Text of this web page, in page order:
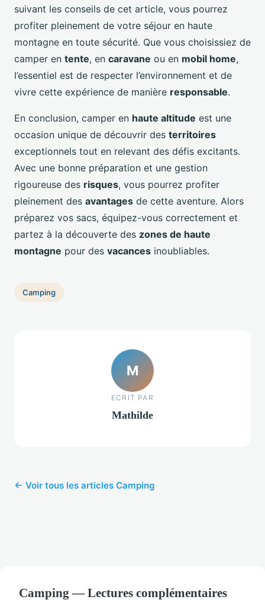
suivant les conseils de cet article, vous pourrez
profiter pleinement de votre séjour en haute
montagne en toute sécurité. Que vous choisissiez de
camper en tente, en caravane ou en mobil home,
l’essentiel est de respecter l’environnement et de
vivre cette expérience de manière responsable.
En conclusion, camper en haute altitude est une
occasion unique de découvrir des territoires
exceptionnels tout en relevant des défis excitants.
Avec une bonne préparation et une gestion
rigoureuse des risques, vous pourrez profiter
pleinement des avantages de cette aventure. Alors
préparez vos sacs, équipez-vous correctement et
partez à la découverte des zones de haute
montagne pour des vacances inoubliables.
Camping
M
ECRIT PAR
Mathilde
← Voir tous les articles Camping
Camping — Lectures complémentaires